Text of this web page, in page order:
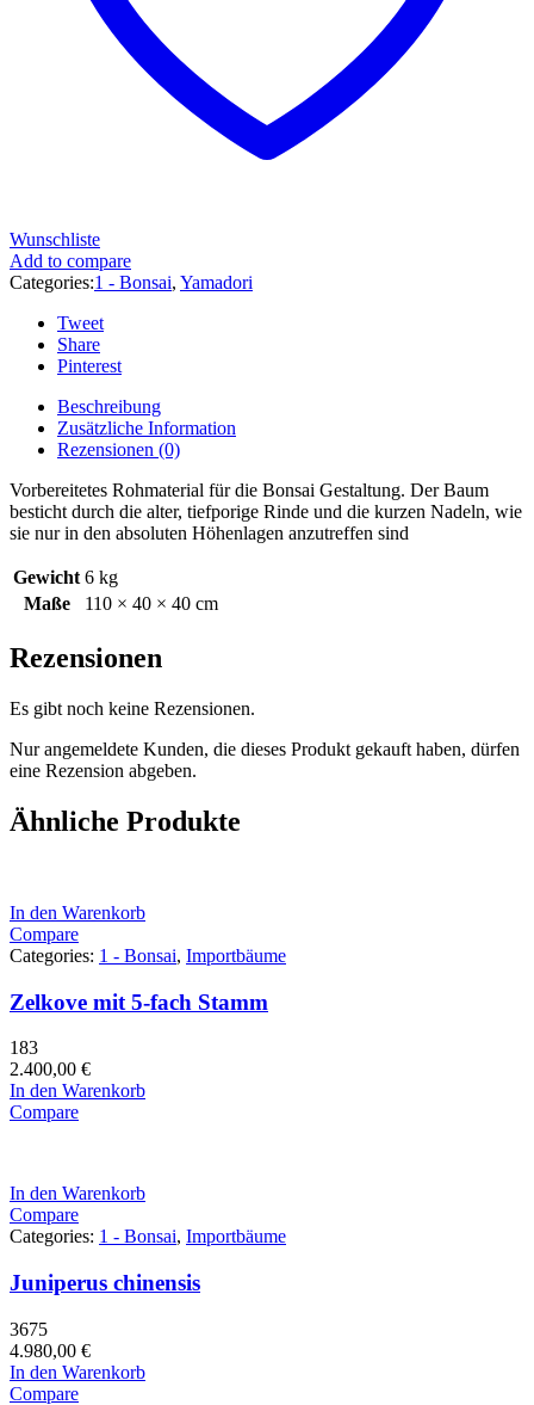
Wunschliste
Add to compare
Categories:1 - Bonsai, Yamadori
Tweet
Share
Pinterest
Beschreibung
Zusätzliche Information
Rezensionen (0)
Vorbereitetes Rohmaterial für die Bonsai Gestaltung. Der Baum
besticht durch die alter, tiefporige Rinde und die kurzen Nadeln, wie
sie nur in den absoluten Höhenlagen anzutreffen sind
Gewicht 6 kg
Maße
110 × 40 × 40 cm
Rezensionen
Es gibt noch keine Rezensionen.
Nur angemeldete Kunden, die dieses Produkt gekauft haben, dürfen
eine Rezension abgeben.
Ähnliche Produkte
In den Warenkorb
Compare
Categories: 1 - Bonsai, Importbäume
Zelkove mit 5-fach Stamm
183
2.400,00 €
In den Warenkorb
Compare
In den Warenkorb
Compare
Categories: 1 - Bonsai, Importbäume
Juniperus chinensis
3675
4.980,00 €
In den Warenkorb
Compare